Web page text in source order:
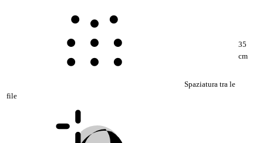
Spaziatura tra le
file
35
cm